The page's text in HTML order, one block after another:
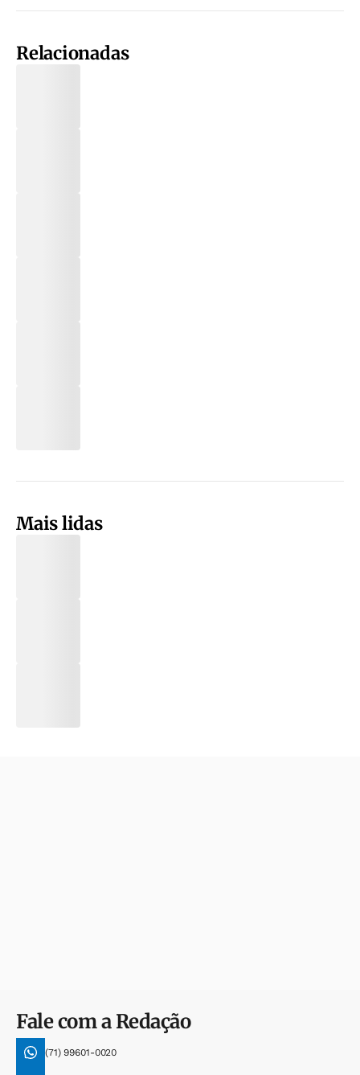
Relacionadas
Mais lidas
Fale com a Redação
(71) 99601-0020